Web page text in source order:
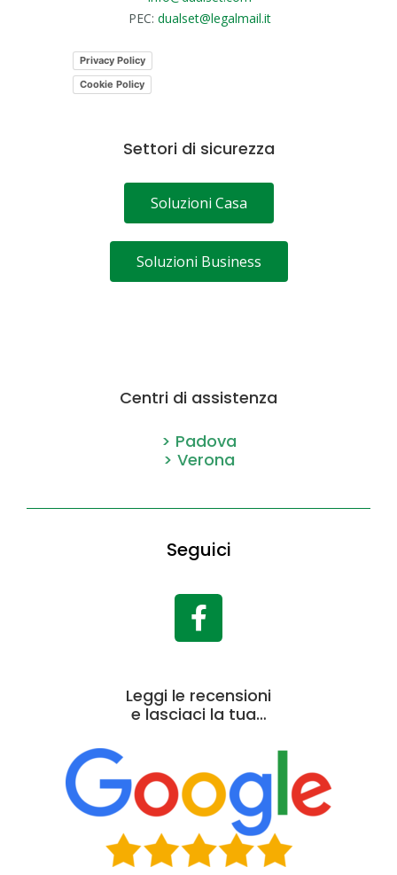
PEC: dualset@legalmail.it
Privacy Policy
Cookie Policy
Settori di sicurezza
Soluzioni Casa
Soluzioni Business
Centri di assistenza
> Padova
> Verona
Seguici
Leggi le recensioni
e lasciaci la tua…